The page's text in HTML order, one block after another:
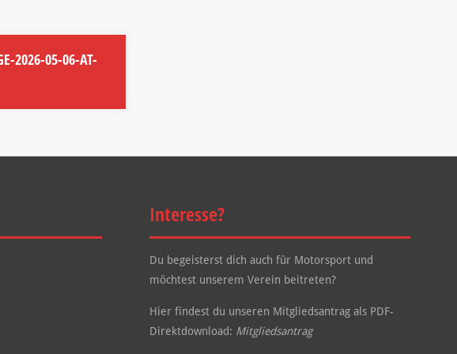
2026-05-06-AT-
Interesse?
Du begeisterst dich auch für Motorsport und
möchtest unserem Verein beitreten?
Hier findest du unseren Mitgliedsantrag als PDF-
Direktdownload: Mitgliedsantrag